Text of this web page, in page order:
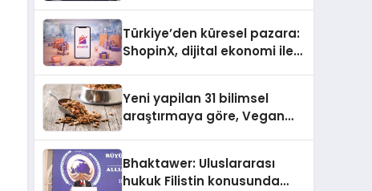
Türkiye’den küresel pazara:
ShopinX, dijital ekonomi ile
Yeni yapilan 31 bilimsel
araştırmaya göre, Vegan
Sindirildiğini Ortaya Koydu
Bhaktawer: Uluslararası
hukuk Filistin konusunda